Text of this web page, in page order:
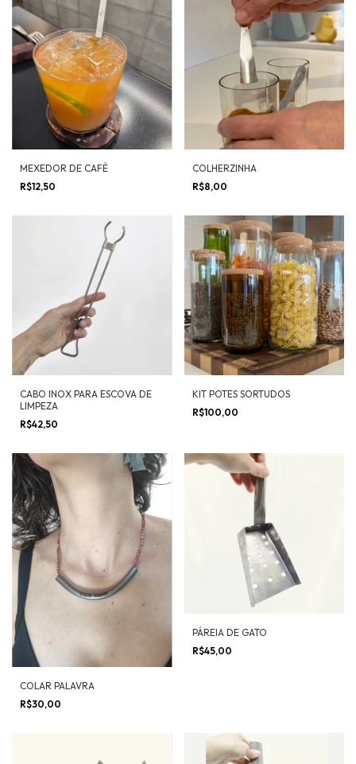
MEXEDOR DE CAFÉ
R$12,50
COLHERZINHA
R$8,00
CABO INOX PARA ESCOVA DE
LIMPEZA
R$42,50
KIT POTES SORTUDOS
R$100,00
COLAR PALAVRA
R$30,00
PÁREIA DE GATO
R$45,00